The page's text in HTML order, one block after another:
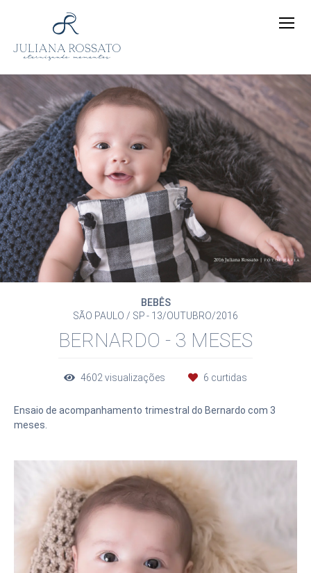
BEBÊS
SÃO PAULO / SP
13/OUTUBRO/2016
BERNARDO - 3 MESES
4602 visualizações 6 curtidas
Ensaio de acompanhamento trimestral do Bernardo com 3
meses.